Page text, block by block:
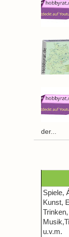
der...
Spiele,
Kunst,
Trinken,
u.v.m.